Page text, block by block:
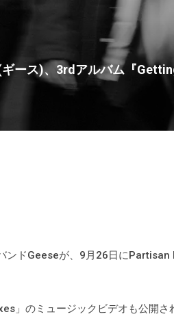
ース)、3rdアルバム『
ンドGeeseが、9月26日に
」のミュージックビデオも公開さ